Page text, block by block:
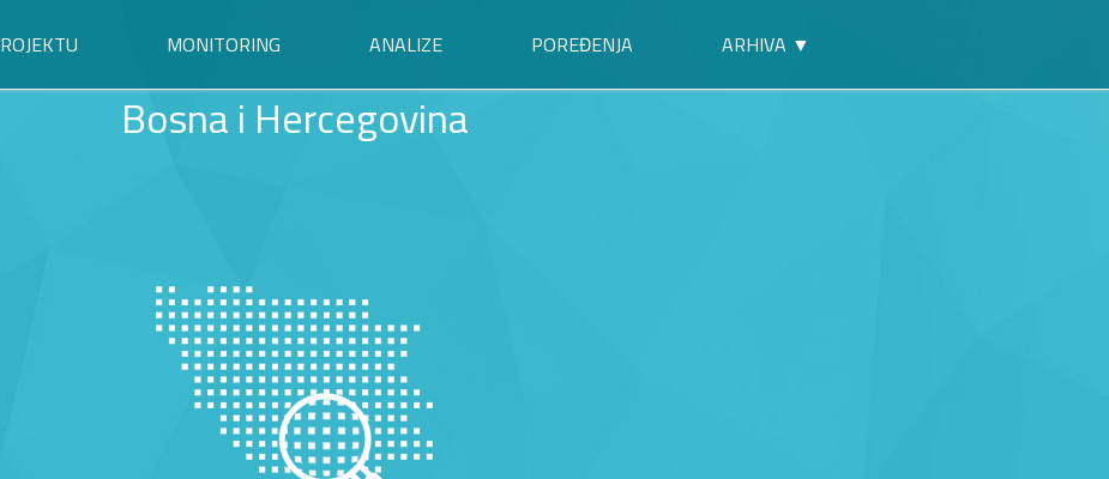
MONITORING ANALIZE POREĐENJA ARHIVA ▼
Bosna i Hercegovina